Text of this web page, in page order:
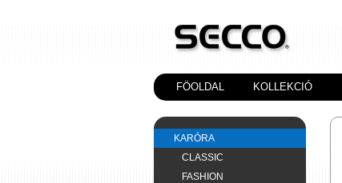
FÖOLDAL KOLLEKCIÓ
KARÓRA
CLASSIC
FASHION